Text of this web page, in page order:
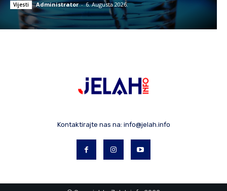
Vijesti Administrator - 6. Augusta 2026.
Kontaktirajte nas na: info@jelah.info